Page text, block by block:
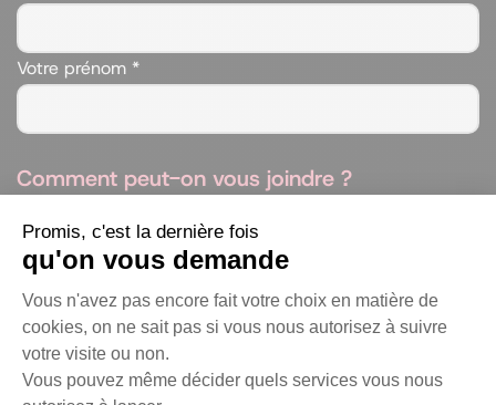
Promis, c'est la dernière fois
qu'on vous demande
Plateforme de Gestion du
Vous n'avez pas encore fait votre choix en matière de
cookies, on ne sait pas si vous nous autorisez à suivre
votre visite ou non.
Vous pouvez même décider quels services vous nous
Votre prénom *
Comment peut-on vous joindre ?
Téléphone *